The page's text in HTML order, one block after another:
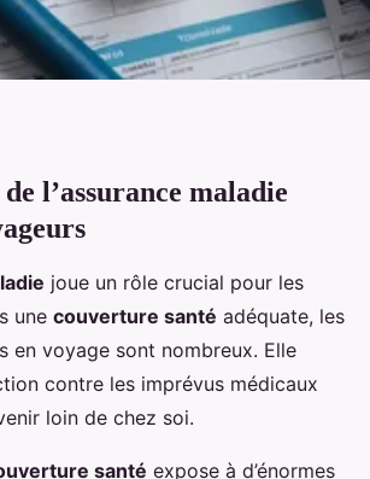
maladie pour les
: ce qu'il faut savoir
• 6 min de lecture
l’assurance maladie
joue un rôle crucial pour les
une couverture santé adéquate, les
en voyage sont nombreux. Elle
contre les imprévus médicaux
loin de chez soi.
santé expose à d’énormes